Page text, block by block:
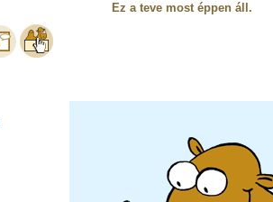
Ez a teve most éppen áll.